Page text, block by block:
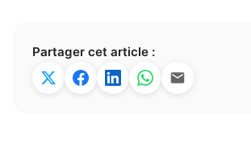
Partager cet article :